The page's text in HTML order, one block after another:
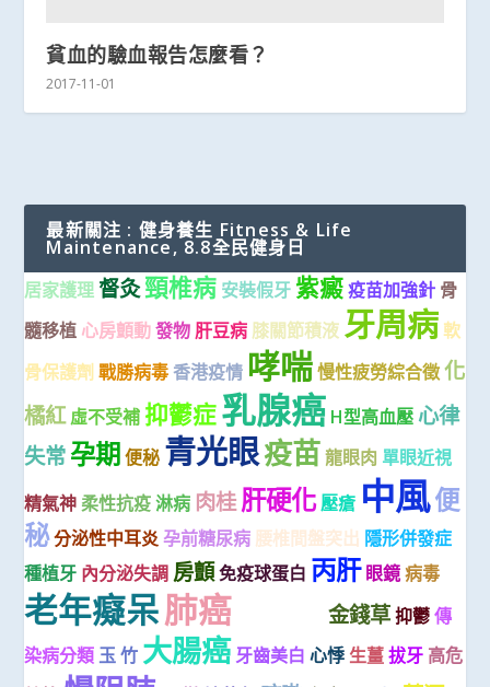
貧血的驗血報告怎麼看？
2017-11-01
最新關注 : 健身養生 Fitness & Life
Maintenance, 8.8全民健身日
居家護理 督灸頸椎病 安裝假牙 紫癜 疫苗加強針 骨
髓移植 心房顫動 發物 肝豆病 膝關節積液 牙周病 軟
骨保護劑 戰勝病毒 香港疫情 哮喘 慢性疲勞綜合徵 化
橘紅 虛不受補 抑鬱症乳腺癌 H型高血壓 心律
失常孕期 便秘 青光眼疫苗 龍眼肉 單眼近視
精氣神 柔性抗疫 淋病 肉桂肝硬化壓瘡 中風便
秘分泌性中耳炎 孕前糖尿病 腰椎間盤突出 隱形併發症
種植牙 內分泌失調 房顫免疫球蛋白 丙肝 眼鏡病毒
老年癡呆肺癌 金錢草抑鬱 傳
染病分類 玉 竹 大腸癌牙齒美白 心悸 生薑 拔牙 高危